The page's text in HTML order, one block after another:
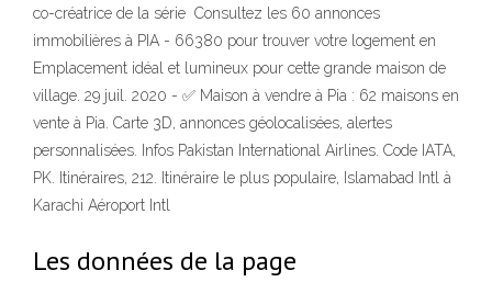
co-créatrice de la série Consultez les 60 annonces
immobilières à PIA - 66380 pour trouver votre logement en
Emplacement idéal et lumineux pour cette grande maison de
village. 29 juil. 2020 - ✅ Maison à vendre à Pia : 62 maisons en
vente à Pia. Carte 3D, annonces géolocalisées, alertes
personnalisées. Infos Pakistan International Airlines. Code IATA,
PK. Itinéraires, 212. Itinéraire le plus populaire, Islamabad Intl à
Karachi Aéroport Intl
Les données de la page